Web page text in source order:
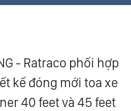
- Ratraco phối hợp
kế đóng mới toa xe
40 feet và 45 feet